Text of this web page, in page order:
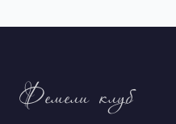
Фемели клуб